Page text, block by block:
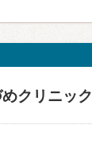
クリニック